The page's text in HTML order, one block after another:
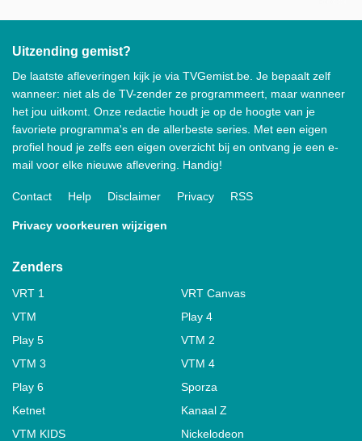
Uitzending gemist?
De laatste afleveringen kijk je via TVGemist.be. Je bepaalt zelf
wanneer: niet als de TV-zender ze programmeert, maar wanneer
het jou uitkomt. Onze redactie houdt je op de hoogte van je
favoriete programma's en de allerbeste series. Met een eigen
profiel houd je zelfs een eigen overzicht bij en ontvang je een e-
mail voor elke nieuwe aflevering. Handig!
Contact Help Disclaimer Privacy RSS
Privacy voorkeuren wijzigen
Zenders
VRT 1
VRT Canvas
VTM
Play 4
Play 5
VTM 2
VTM 3
VTM 4
Play 6
Sporza
Ketnet
Kanaal Z
VTM KIDS
Nickelodeon